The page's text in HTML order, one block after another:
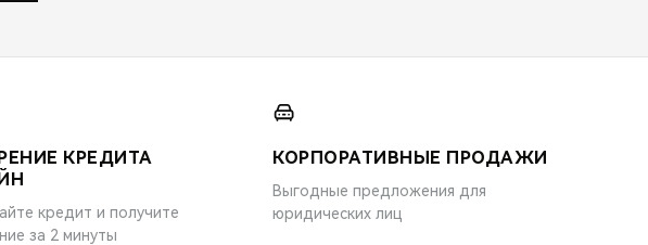
КРЕДИТА
кредит и получите
за 2 минуты
КОРПОРАТИВНЫЕ ПРОДАЖИ
Выгодные предложения для
юридических лиц